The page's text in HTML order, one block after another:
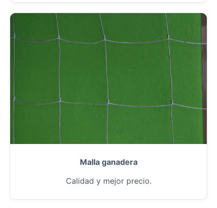
Malla ganadera
Calidad y mejor precio.